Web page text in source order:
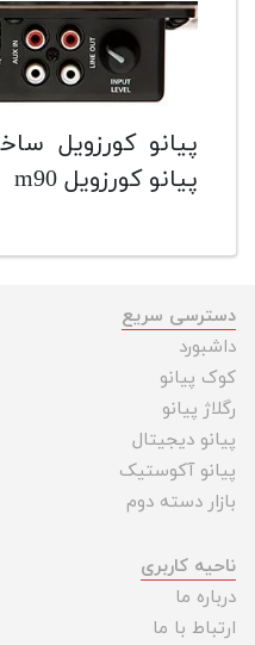
پیانو
پیانو کورزویل m90 پیانو کورزویل قیمت
دسترسی سریع
داشبورد
کوک پیانو
رگلاژ پیانو
پیانو دیجیتال
پیانو آکوستیک
بازار دسته دوم
ناحیه کاربری
درباره ما
ارتباط با ما